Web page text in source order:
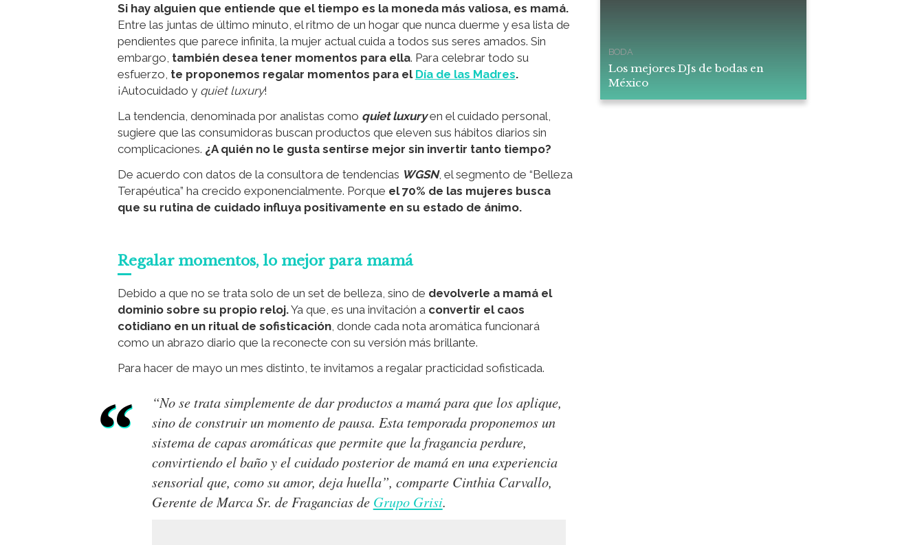
Si hay alguien que entiende que el tiempo es la moneda más valiosa, es mamá.
Entre las juntas de último minuto, el ritmo de un hogar que nunca duerme y esa lista de
pendientes que parece infinita, la mujer actual cuida a todos sus seres amados. Sin
embargo, también desea tener momentos para ella. Para celebrar todo su
esfuerzo, te proponemos regalar momentos para el Día de las Madres.
¡Autocuidado y quiet luxury!
La tendencia, denominada por analistas como quiet luxuryen el cuidado personal,
sugiere que las consumidoras buscan productos que eleven sus hábitos diarios sin
complicaciones. ¿A quién no le gusta sentirse mejor sin invertir tanto tiempo?
De acuerdo con datos de la consultora de tendencias WGSN, el segmento de “Belleza
Terapéutica” ha crecido exponencialmente. Porque el 70% de las mujeres busca
que su rutina de cuidado influya positivamente en su estado de ánimo.
Regalar momentos, lo mejor para mamá
Debido a que no se trata solo de un set de belleza, sino de devolverle a mamá el
dominio sobre su propio reloj.Ya que, es una invitación a convertir el caos
cotidiano en un ritual de sofisticación, donde cada nota aromática funcionará
como un abrazo diario que la reconecte con su versión más brillante.
Para hacer de mayo un mes distinto, te invitamos a regalar practicidad sofisticada.
“No se trata simplemente de dar productos a mamá para que los aplique,
sino de construir un momento de pausa. Esta temporada proponemos un
sistema de capas aromáticas que permite que la fragancia perdure,
convirtiendo el baño y el cuidado posterior de mamá en una experiencia
sensorial que, como su amor, deja huella”, comparte Cinthia Carvallo,
Gerente de Marca Sr. de Fragancias de Grupo Grisi.
BODA
Los mejores DJs de bodas en
México